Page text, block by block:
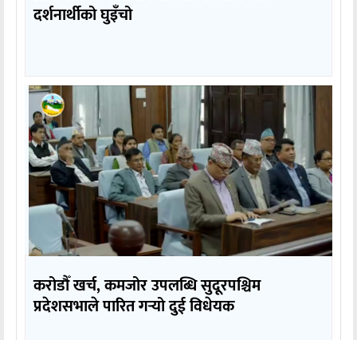
दर्शनार्थीको घुइँचो
करोडौँ खर्च, कमजोर उपलब्धि सुदूरपश्चिम
प्रदेशसभाले पारित गर्‍यो दुई विधेयक